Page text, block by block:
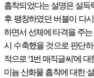
흡착되었다는 설명은 설
후 팽창하였던 버블이 다
하면서 선체에 타격을 주
시 수축했을 것으로 판단
적으로 ‘1번 매직글씨’에
미늄 산화물 흡착에 대한